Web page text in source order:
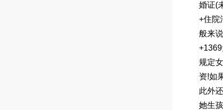
婚证(
+住院
般来说
+1369
规定
资!如
此外
她生